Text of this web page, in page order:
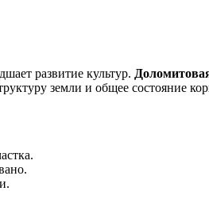
развитие культур.
земли и общее состояние